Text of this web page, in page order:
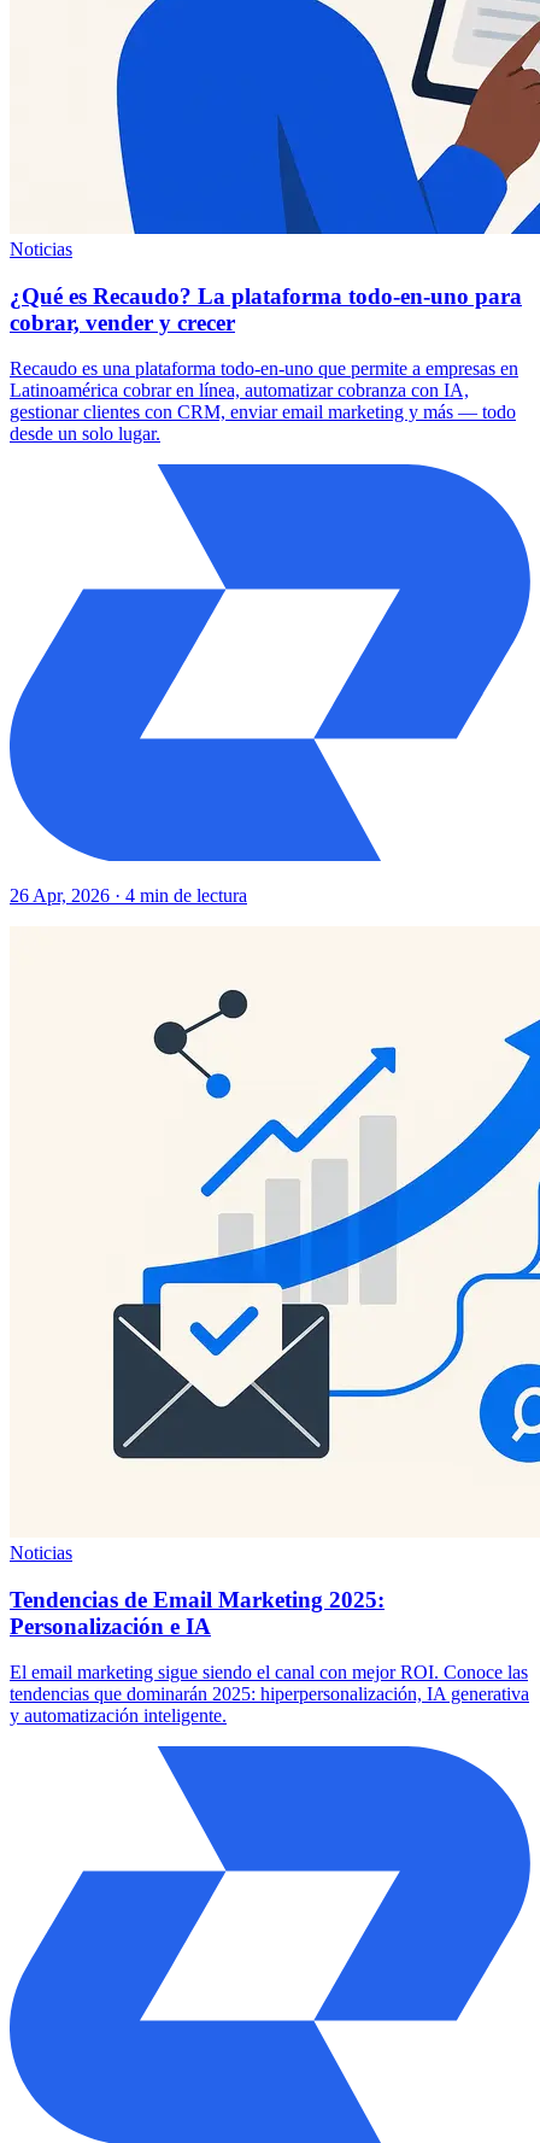
Noticias
¿Qué es Recaudo? La plataforma todo-en-uno para
cobrar, vender y crecer
Recaudo es una plataforma todo-en-uno que permite a empresas en
Latinoamérica cobrar en línea, automatizar cobranza con IA,
gestionar clientes con CRM, enviar email marketing y más — todo
desde un solo lugar.
26 Apr, 2026 · 4 min de lectura
Noticias
Tendencias de Email Marketing 2025:
Personalización e IA
El email marketing sigue siendo el canal con mejor ROI. Conoce las
tendencias que dominarán 2025: hiperpersonalización, IA generativa
y automatización inteligente.